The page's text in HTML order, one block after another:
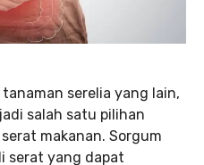
serelia yang lain,
salah satu pilihan
makanan. Sorgum
serat yang dapat